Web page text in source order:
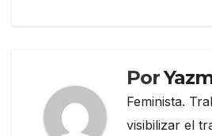
Por
Feminista.
visibilizar el